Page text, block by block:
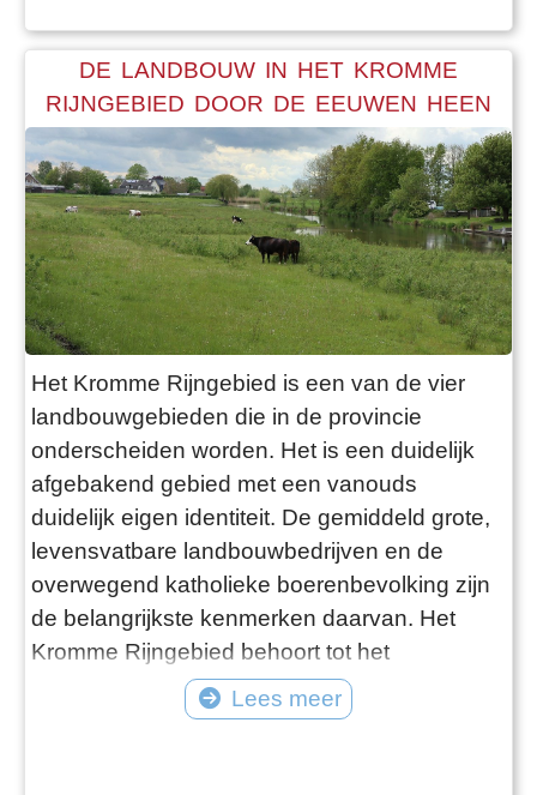
kind een jaar voor een hongerloontje te laten
DE LANDBOUW IN HET KROMME
RIJNGEBIED DOOR DE EEUWEN HEEN
Het Kromme Rijngebied is een van de vier
landbouwgebieden die in de provincie
onderscheiden worden. Het is een duidelijk
afgebakend gebied met een vanouds
duidelijk eigen identiteit. De gemiddeld grote,
levensvatbare landbouwbedrijven en de
overwegend katholieke boerenbevolking zijn
de belangrijkste kenmerken daarvan. Het
Kromme Rijngebied behoort tot het
landschapstype van het rivierkleigebied. De
sterk meanderende Kromme Rijn ontstond
Lees meer